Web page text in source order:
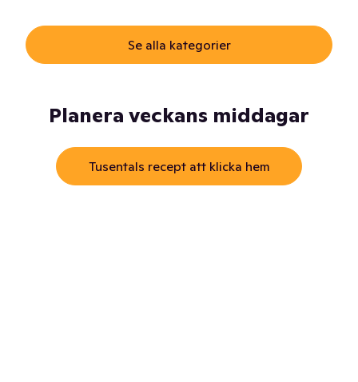
Se alla kategorier
Planera veckans middagar
Tusentals recept att klicka hem